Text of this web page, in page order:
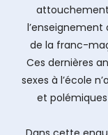
l’enseignement
de la franc-
Ces dernières
sexes à l’école
et polémiques